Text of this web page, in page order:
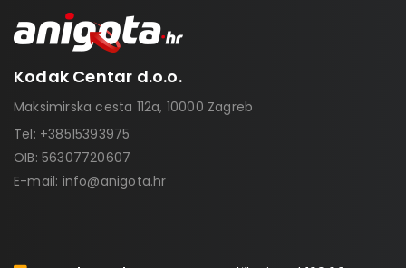
Kodak Centar d.o.o.
Maksimirska cesta 112a, 10000 Zagreb
Tel: +38515393975
OIB: 56307720607
E-mail: info@anigota.hr